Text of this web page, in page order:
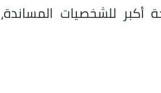
أكبر للشخصيات المساندة،